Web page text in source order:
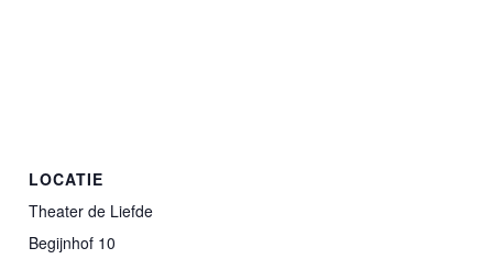
LOCATIE
Theater de Liefde
Begijnhof 10